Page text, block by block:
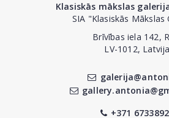
Klasiskās mākslas
SIA "Klasiskās Mākslas
Brīvības iela 142,
LV-1012, Latvija
+371